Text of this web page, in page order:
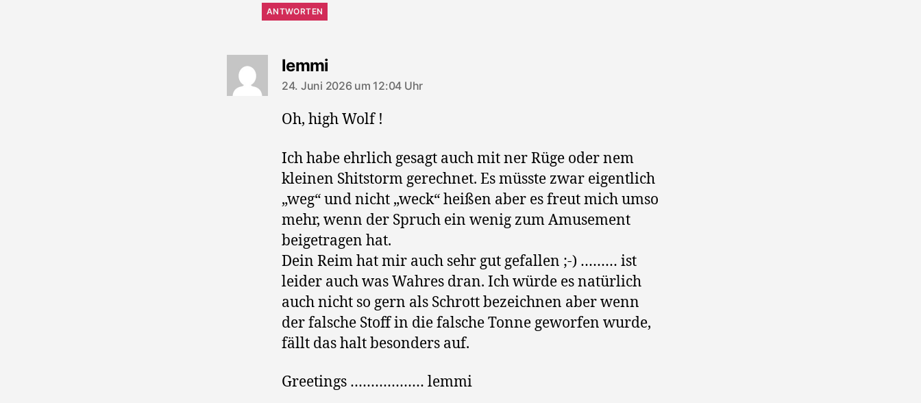
ANTWORTEN
lemmisagt:
24. Juni 2026 um 12:04 Uhr
Oh, high Wolf !
Ich habe ehrlich gesagt auch mit ner Rüge oder nem
kleinen Shitstorm gerechnet. Es müsste zwar eigentlich
„weg“ und nicht „weck“ heißen aber es freut mich umso
mehr, wenn der Spruch ein wenig zum Amusement
beigetragen hat.
Dein Reim hat mir auch sehr gut gefallen ;-) ……… ist
leider auch was Wahres dran. Ich würde es natürlich
auch nicht so gern als Schrott bezeichnen aber wenn
der falsche Stoff in die falsche Tonne geworfen wurde,
fällt das halt besonders auf.
Greetings ……………… lemmi